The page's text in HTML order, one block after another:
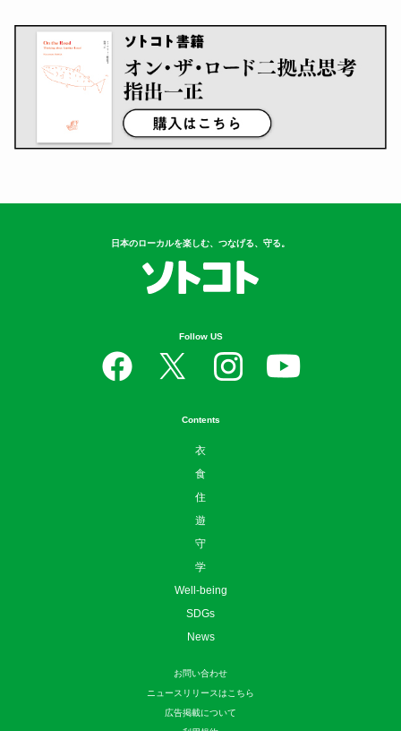
日本のローカルを楽しむ、つなげる、守る。
Follow US
Contents
衣
食
住
遊
守
学
Well-being
SDGs
News
お問い合わせ
ニュースリリースはこちら
広告掲載について